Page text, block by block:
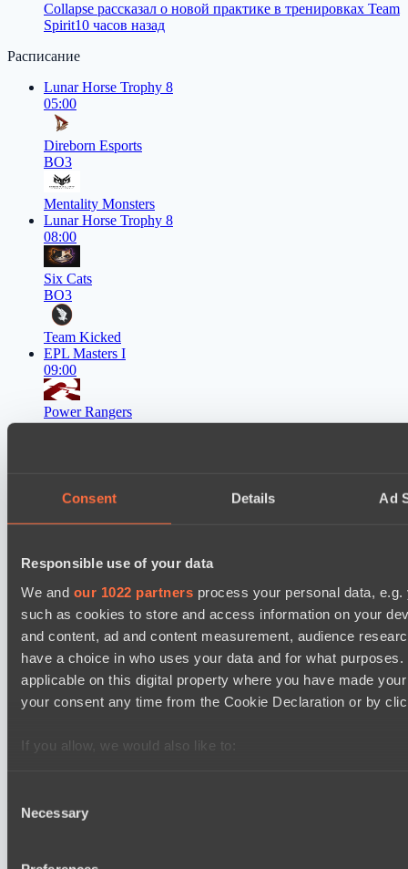
Consent Details Ad
Responsible use of your data
We and our 1022 partners process your personal data,
such as cookies to store and access information on your
and content, ad and content measurement, audience
have a choice in who uses your data and for what
applicable on this digital property where you have made
your consent any time from the Cookie Declaration or by
If you allow, we would also like to:
Identify your device by actively scanning it for
section
Selection
Necessary
Collapse рассказал о новой практике в тренировках Team
Spirit10 часов назад
Расписание
Lunar Horse Trophy 8
05:00
Direborn Esports
BO3
Mentality Monsters
Lunar Horse Trophy 8
08:00
Six Cats
BO3
Team Kicked
EPL Masters I
09:00
Power Rangers
BO3
12:00
BO3
EPL Masters I
15:00
Ilbirs eSports
Rune Eaters
Последние результаты